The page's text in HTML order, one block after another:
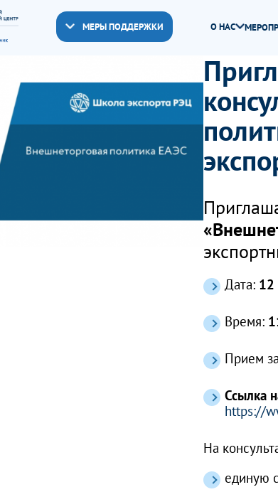
МЕРЫ ПОДДЕРЖКИ О НАС
Дата: 12
Время:
Прием
Ссылка
https://
На
единую